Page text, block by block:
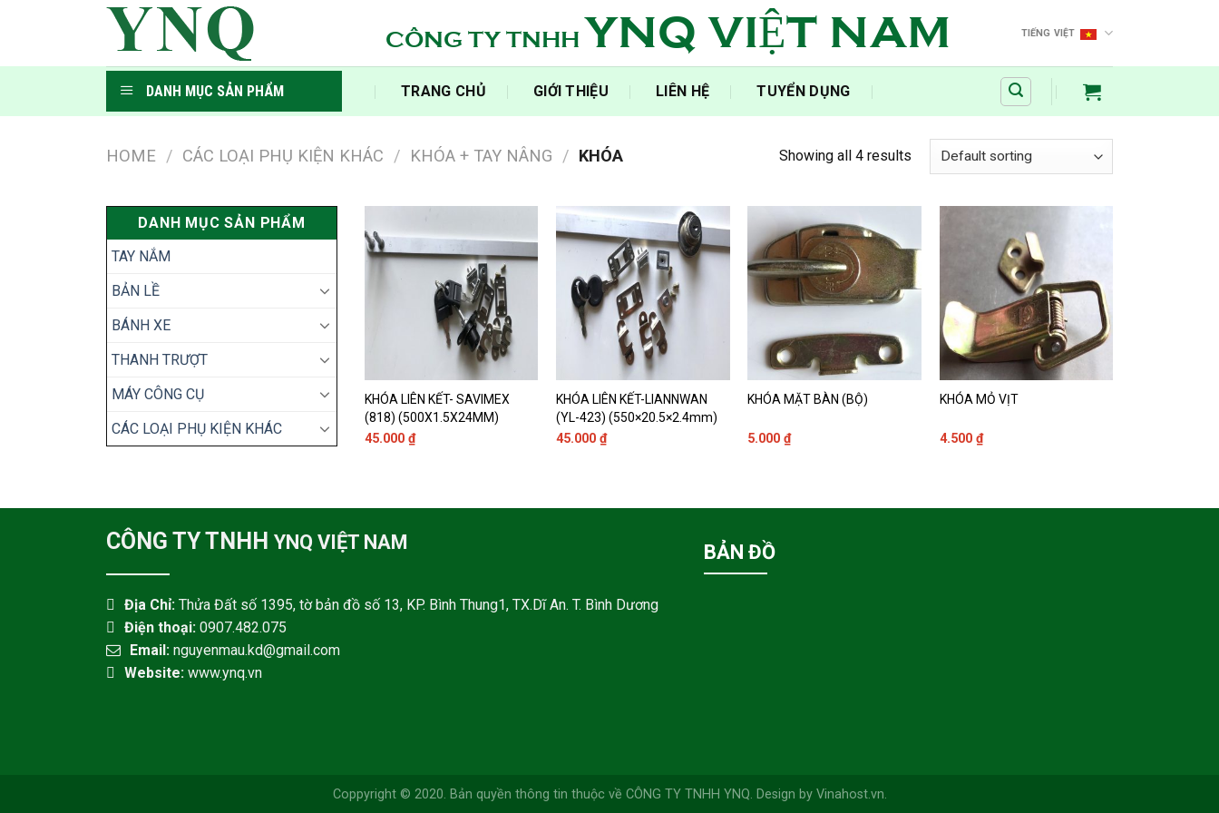
CÔNG TY TNHH YNQ VIỆT NAM TIẾNG VIỆT
DANH MỤC SẢN PHẨM ‍TRANG CHỦ‍ GIỚI THIỆU LIÊN HỆ TUYỂN DỤNG
HOME / CÁC LOẠI PHỤ KIỆN KHÁC / KHÓA + TAY NÂNG / KHÓA Showing all 4 results
DANH MỤC SẢN PHẨM
TAY NẮM
BẢN LỀ
BÁNH XE
THANH TRƯỢT
MÁY CÔNG CỤ
CÁC LOẠI PHỤ KIỆN KHÁC
KHÓA LIÊN KẾT- SAVIMEX
(818) (500X1.5X24MM)
45.000 ₫
KHÓA LIÊN KẾT-LIANNWAN
(YL-423) (550×20.5×2.4mm)
45.000₫
KHÓA MẶT BÀN (BỘ)
5.000₫
KHÓA MỎ VỊT
4.500 ₫
CÔNG TY TNHH YNQ VIỆT NAM
Địa Chỉ: Thửa Đất số 1395, tờ bản đồ số 13, KP. Bình Thung1, TX.Dĩ An. T. Bình Dương
Điện thoại: 0907.482.075
Email: nguyenmau.kd@gmail.com
Website: www.ynq.vn
BẢN ĐỒ
Coppyright © 2020. Bản quyền thông tin thuộc về CÔNG TY TNHH YNQ. Design by Vinahost.vn.